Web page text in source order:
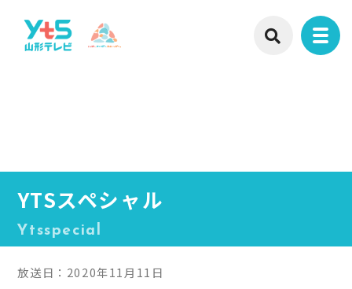
YTSスペシャル
Ytsspecial
放送日：2020年11月11日